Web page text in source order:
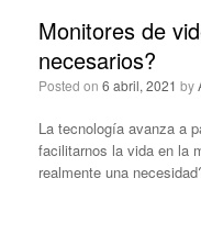
Monitores de
necesarios?
Posted on 6 abril, 2021 by
La tecnología avanza a
facilitarnos la vida en la
realmente una